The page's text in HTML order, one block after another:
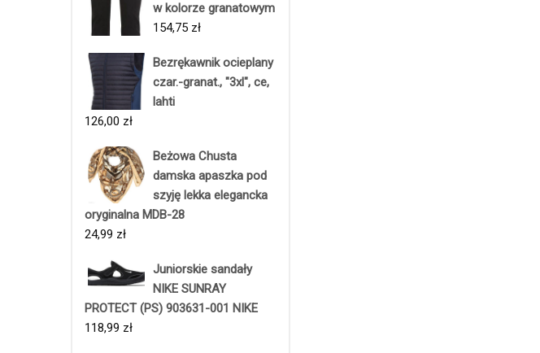
w kolorze granatowym
154,75 zł
Bezrękawnik ocieplany
czar.-granat., "3xl", ce,
lahti
126,00 zł
Beżowa Chusta
damska apaszka pod
szyję lekka elegancka
oryginalna MDB-28
24,99 zł
Juniorskie sandały
NIKE SUNRAY
PROTECT (PS) 903631-001 NIKE
118,99 zł